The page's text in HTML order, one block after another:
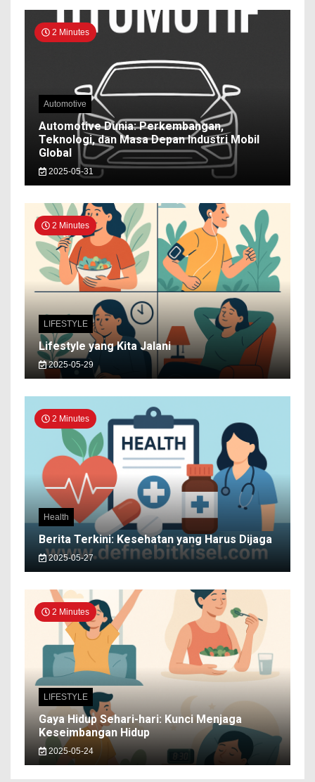
2 Minutes
Automotive
Automotive Dunia: Perkembangan,
Teknologi, dan Masa Depan Industri Mobil
Global
2025-05-31
2 Minutes
LIFESTYLE
Lifestyle yang Kita Jalani
2025-05-29
2 Minutes
Health
Berita Terkini: Kesehatan yang Harus Dijaga
2025-05-27
2 Minutes
LIFESTYLE
Gaya Hidup Sehari-hari: Kunci Menjaga
Keseimbangan Hidup
2025-05-24